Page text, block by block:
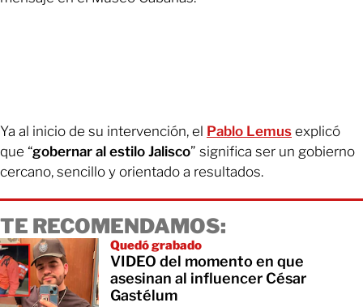
Ya al inicio de su intervención, el Pablo Lemus explicó
que “gobernar al estilo Jalisco” significa ser un gobierno
cercano, sencillo y orientado a resultados.
TE RECOMENDAMOS:
Quedó grabado
VIDEO del momento en que
asesinan al influencer César
Gastélum